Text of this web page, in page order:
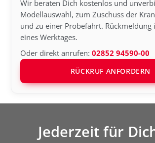
Wir beraten Dich kostenlos und
Modellauswahl, zum Zuschuss der
und zu einer Probefahrt. Rückmeldung
eines Werktages.
Oder direkt anrufen:02852 94590-00
RÜCKRUF ANFORDERN
Jederzeit für